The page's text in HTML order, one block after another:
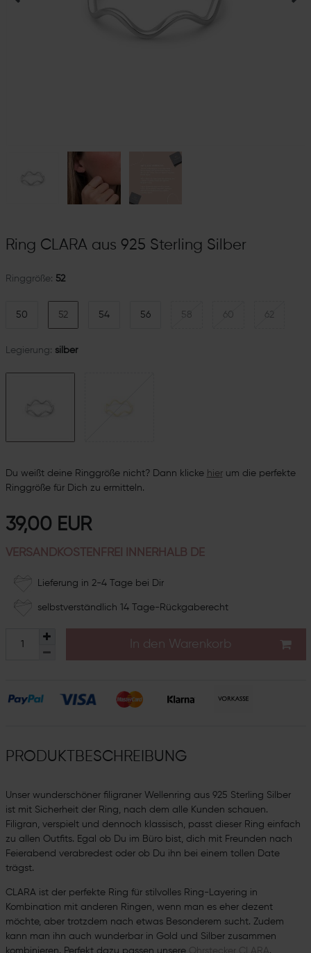
Ring CLARA aus 925 Sterling Silber
Ringgröße: 52
50 52 54 56 58 60 62
Legierung: silber
Du weißt deine Ringgröße nicht? Dann klicke hierum die perfekte
Ringgröße für Dich zu ermitteln.
39,00 EUR
VERSANDKOSTENFREI INNERHALB DE
Lieferung in 2-4 Tage bei Dir
selbstverständlich 14 Tage-Rückgaberecht
In den Warenkorb
PRODUKTBESCHREIBUNG
Unser wunderschöner filigraner Wellenring aus 925 Sterling Silber
ist mit Sicherheit der Ring, nach dem alle Kunden schauen.
Filigran, verspielt und dennoch klassisch, passt dieser Ring einfach
zu allen Outfits. Egal ob Du im Büro bist, dich mit Freunden nach
Feierabend verabredest oder ob Du ihn bei einem tollen Date
trägst.
CLARA ist der perfekte Ring für stilvolles Ring-Layering in
Kombination mit anderen Ringen, wenn man es eher dezent
möchte, aber trotzdem nach etwas Besonderem sucht. Zudem
kann man ihn auch wunderbar in Gold und Silber zusammen
kombinieren. Perfekt dazu passen unsere
Ohrstecker CLARA.